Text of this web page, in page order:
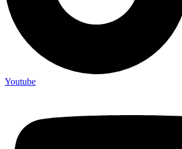
Youtube